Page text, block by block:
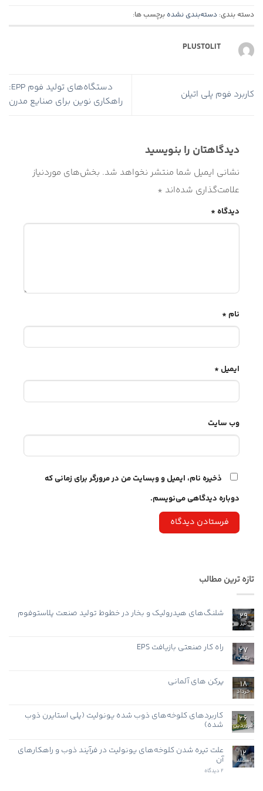
دسته بندی: دسته‌بندی نشده برچسب ها:
PLUSTOLIT
کاربرد فوم‌ پلی‌ اتیلن
دستگاه‌های تولید فوم EPP:
راهکاری نوین برای صنایع مدرن
دیدگاهتان را بنویسید
نشانی ایمیل شما منتشر نخواهد شد. بخش‌های موردنیاز
علامت‌گذاری شده‌اند *
دیدگاه *
نام *
ایمیل *
وب‌ سایت
ذخیره نام، ایمیل و وبسایت من در مرورگر برای زمانی که
دوباره دیدگاهی می‌نویسم.
تازه ترین مطالب
29
تیر
شلنگ‌های هیدرولیک و بخار در خطوط تولید صنعت پلاستوفوم
شلنگ‌های
هیدرولیک
تولید
صنعت
نشده
27
بهمن
راه کار صنعتی بازیافت EPS
کار
نشده
18
خرداد
پرکن های آلمانی
پرکن
های
آلمانی
نشده
26
فروردین
کاربردهای کلوخه‌های ذوب شده یونولیت (پلی استایرن ذوب
شده)
برای
کاربردهای
کلوخه‌های
ذوب
شده
ثبت
نشده 12
اسفند
علت تیره شدن کلوخه‌های یونولیت در فرآیند ذوب و راهکارهای
آن
2 دیدگاه